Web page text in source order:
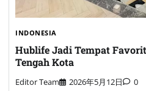
INDONESIA
Hublife Jadi Tempat
Tengah Kota
Editor Team 2026年5月12日 0